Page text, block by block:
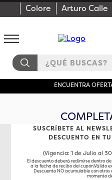
Colore Arturo Calle
¿QUÉ BUSCAS?
ENCUENTRA
SUSCRÍBETE AL
DESCUENTO EN
(Vigencia: 1 de Julio al
El descuento deberá redimirse dentro
a la fecha de recibo del cupón.Válido
Descuento NO acumulable con
momento